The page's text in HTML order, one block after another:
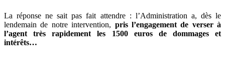
La réponse ne sait pas fait attendre : l’Administration a, dès le
lendemain de notre intervention, pris l’engagement de verser à
l’agent très rapidement les 1500 euros de dommages et
intérêts…